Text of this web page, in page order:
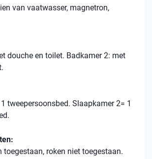
van vaatwasser, magnetron,
douche en toilet. Badkamer 2: met
tweepersoonsbed. Slaapkamer 2= 1
toegestaan, roken niet toegestaan.